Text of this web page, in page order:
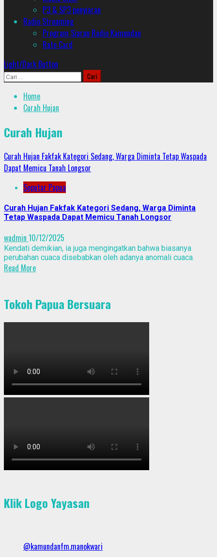
P3 & SP3 penyiaran
Radio Streaming
Program Siaran Radio Kamundan
Rate Card
Light/Dark Button
Cari
Home
Curah Hujan
Curah Hujan
Curah Hujan Fakfak Kategori Sedang, Warga Diminta Tetap Waspada
Dapat Memicu Tanah Longsor
Seputar Papua
Curah Hujan Fakfak Kategori Sedang, Warga Diminta
Tetap Waspada Dapat Memicu Tanah Longsor
wadmin 10/12/2025
Kendati demikian, ia juga mengingatkan bahwa biasanya
perubahan cuaca disebabkan oleh adanya anomali cuaca.
Read More
Tokoh Papua Bersuara
Klik Logo Yayasan
@kamundanfm.manokwari